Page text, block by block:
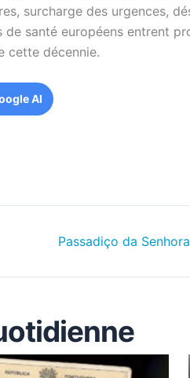
surcharge des urgences,
santé européens entrent
cette décennie.
AI
Passadiço da